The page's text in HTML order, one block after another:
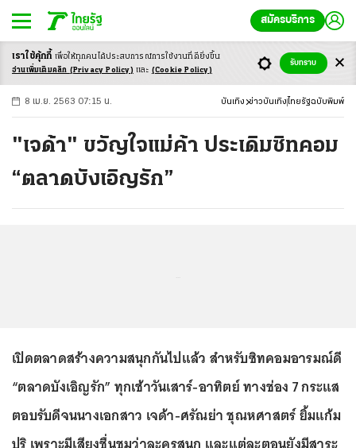
สมัครบริการ
-ก ก ก+
8 เม.ย. 2563 07:15 น. บันเทิง ข่าวบันเทิง ไทยรัฐฉบับพิมพ์
"เจด้า" ขวัญใจแม่ค้า ประเดิมซิทคอม
“ตลาดบังเอิญรัก”
เปิดตลาดสร้างความสนุกกันไปแล้ว สำหรับซิทคอมอารมณ์ดี
“ตลาดบังเอิญรัก” ทุกเช้าวันเสาร์-อาทิตย์ ทางช่อง 7 กระแส
ตอบรับดีจนนางเอกสาว เจด้า-ศรัณย่า ชุณหศาสตร์ ยิ้มแก้ม
เราใช้คุ้กกี้ เพื่อให้ทุกคนได้ประสบการณ์การใช้งานที่ดียิ่งขึ้น
อ่านเพิ่มเติมคลิก (Privacy Policy) และ (Cookie Policy)
รับทราบ